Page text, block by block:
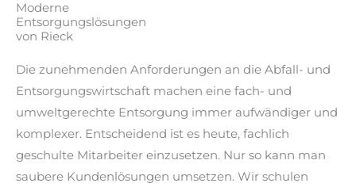
Moderne
Entsorgungslösungen
von Rieck
Die zunehmenden Anforderungen an die Abfall- und
Entsorgungswirtschaft machen eine fach- und
umweltgerechte Entsorgung immer aufwändiger und
komplexer. Entscheidend ist es heute, fachlich
geschulte Mitarbeiter einzusetzen. Nur so kann man
saubere Kundenlösungen umsetzen. Wir schulen